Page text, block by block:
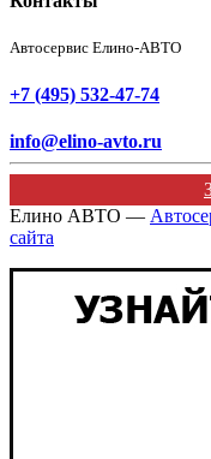
Автосервис Елино-АВТО
+7 (495) 532-47-74
info@elino-avto.ru
Елино АВТО —
сайта